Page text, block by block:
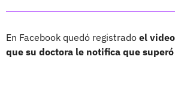
En Facebook quedó registrado el
que su doctora le notifica que